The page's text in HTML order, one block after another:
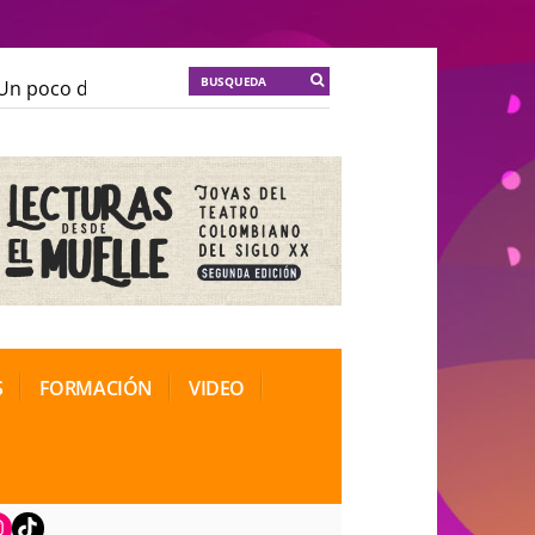
poco de locura para la cordura
Soma
Soma
de Teatro Rosa
FORMACIÓN VIDEO
TikTok